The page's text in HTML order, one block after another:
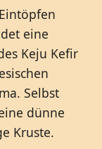
eine
Keju Kefir
Selbst
dünne
Kruste.